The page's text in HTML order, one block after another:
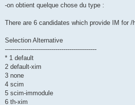
-on obtient quelque chose du type :
There are 6 candidates which provide IM for
Selection Alternative
-----------------------------------------------
* 1 default
2 default-xim
3 none
4 scim
5 scim-immodule
6 th-xim